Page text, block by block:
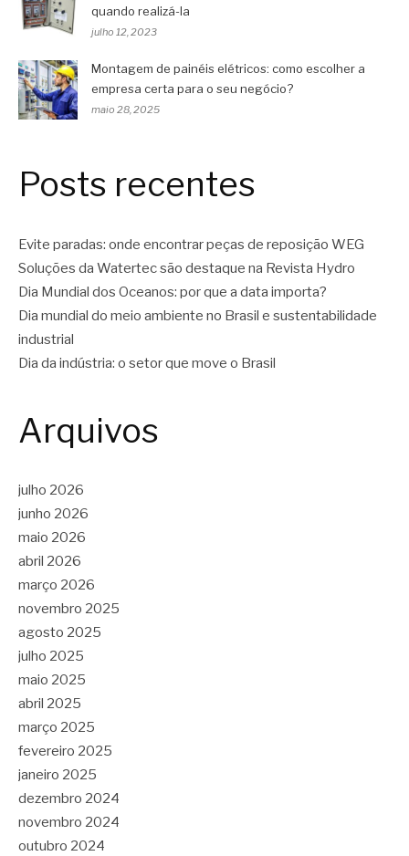
quando realizá-la
julho 12, 2023
Montagem de painéis elétricos: como escolher a
empresa certa para o seu negócio?
maio 28, 2025
Posts recentes
Evite paradas: onde encontrar peças de reposição WEG
Soluções da Watertec são destaque na Revista Hydro
Dia Mundial dos Oceanos: por que a data importa?
Dia mundial do meio ambiente no Brasil e sustentabilidade
industrial
Dia da indústria: o setor que move o Brasil
Arquivos
julho 2026
junho 2026
maio 2026
abril 2026
março 2026
novembro 2025
agosto 2025
julho 2025
maio 2025
abril 2025
março 2025
fevereiro 2025
janeiro 2025
dezembro 2024
novembro 2024
outubro 2024